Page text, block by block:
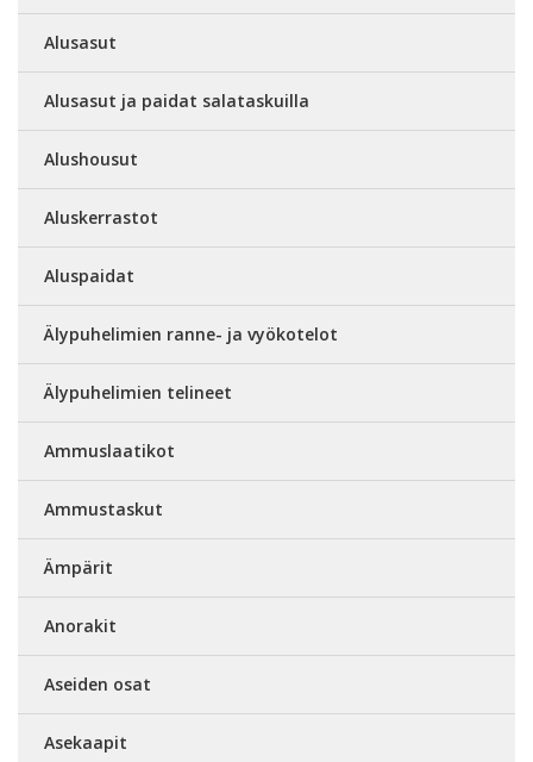
Alusasut
Alusasut ja paidat salataskuilla
Alushousut
Aluskerrastot
Aluspaidat
Älypuhelimien ranne- ja vyökotelot
Älypuhelimien telineet
Ammuslaatikot
Ammustaskut
Ämpärit
Anorakit
Aseiden osat
Asekaapit